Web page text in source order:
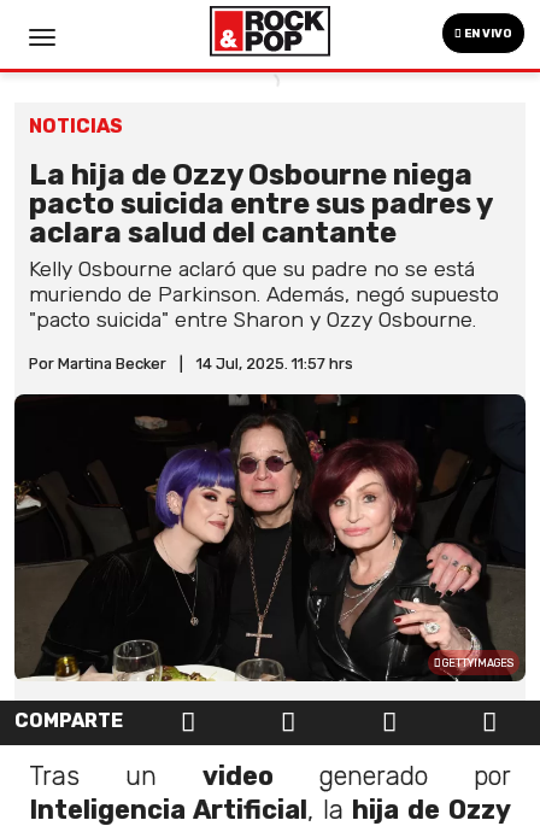
EN VIVO
NOTICIAS
La hija de Ozzy Osbourne niega
pacto suicida entre sus padres y
aclara salud del cantante
Kelly Osbourne aclaró que su padre no se está
muriendo de Parkinson. Además, negó supuesto
"pacto suicida" entre Sharon y Ozzy Osbourne.
Por Martina Becker 14 Jul, 2025. 11:57 hrs
GETTYIMAGES
COMPARTE
Tras un video generado por
Inteligencia Artificial, la hija de Ozzy